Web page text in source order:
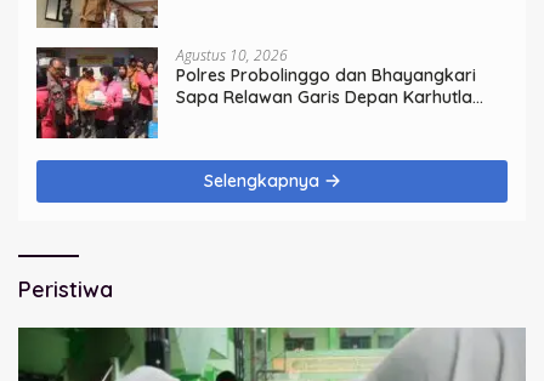
Agustus 10, 2026
Polres Probolinggo dan Bhayangkari
Sapa Relawan Garis Depan Karhutla
Selengkapnya
Peristiwa